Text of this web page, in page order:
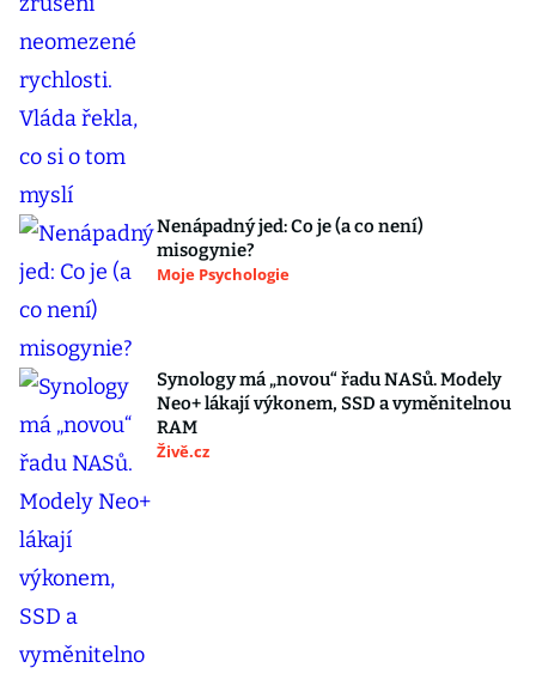
Nenápadný jed: Co je (a co není)
misogynie?
Moje Psychologie
Synology má „novou“ řadu NASů. Modely
Neo+ lákají výkonem, SSD a vyměnitelnou
RAM
Živě.cz